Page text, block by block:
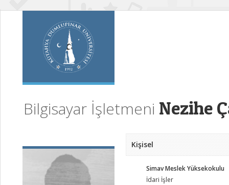
Bilgisayar İşletmeni Nezihe
Kişisel
Simav Meslek Yüksekokulu
İdari İşler